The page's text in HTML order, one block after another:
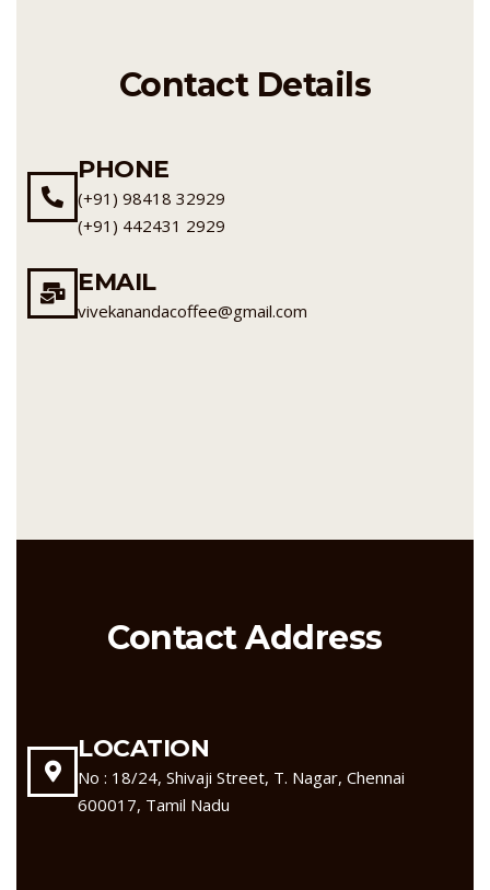
Contact Details
PHONE
(+91) 98418 32929
(+91) 442431 2929
EMAIL
vivekanandacoffee@gmail.com
Contact Address
LOCATION
No : 18/24, Shivaji Street, T. Nagar, Chennai
600017, Tamil Nadu